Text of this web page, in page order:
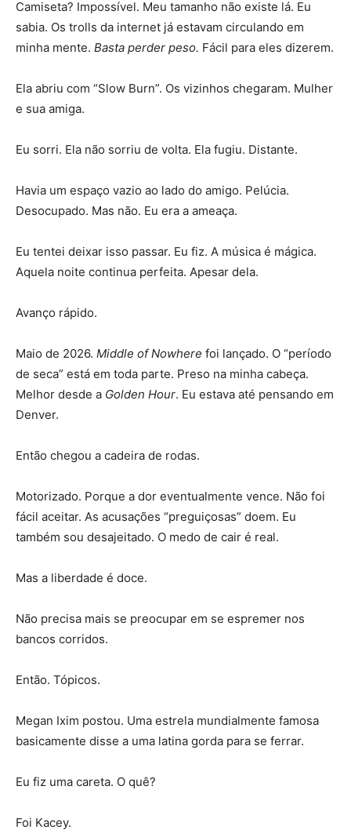
Camiseta? Impossível. Meu tamanho não existe lá. Eu
sabia. Os trolls da internet já estavam circulando em
minha mente. Basta perder peso. Fácil para eles dizerem.
Ela abriu com “Slow Burn”. Os vizinhos chegaram. Mulher
e sua amiga.
Eu sorri. Ela não sorriu de volta. Ela fugiu. Distante.
Havia um espaço vazio ao lado do amigo. Pelúcia.
Desocupado. Mas não. Eu era a ameaça.
Eu tentei deixar isso passar. Eu fiz. A música é mágica.
Aquela noite continua perfeita. Apesar dela.
Avanço rápido.
Maio de 2026. Middle of Nowhere foi lançado. O “período
de seca” está em toda parte. Preso na minha cabeça.
Melhor desde a Golden Hour. Eu estava até pensando em
Denver.
Então chegou a cadeira de rodas.
Motorizado. Porque a dor eventualmente vence. Não foi
fácil aceitar. As acusações “preguiçosas” doem. Eu
também sou desajeitado. O medo de cair é real.
Mas a liberdade é doce.
Não precisa mais se preocupar em se espremer nos
bancos corridos.
Então. Tópicos.
Megan Ixim postou. Uma estrela mundialmente famosa
basicamente disse a uma latina gorda para se ferrar.
Eu fiz uma careta. O quê?
Foi Kacey.